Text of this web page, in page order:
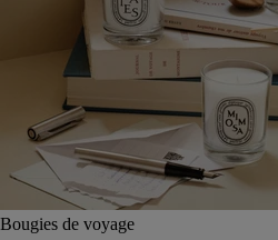
Bougies de voyage